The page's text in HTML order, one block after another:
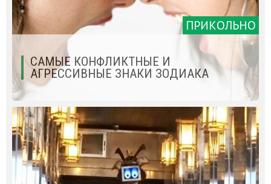
ПРИКОЛЬНО
САМЫЕ КОНФЛИКТНЫЕ И
АГРЕССИВНЫЕ ЗНАКИ ЗОДИАКА